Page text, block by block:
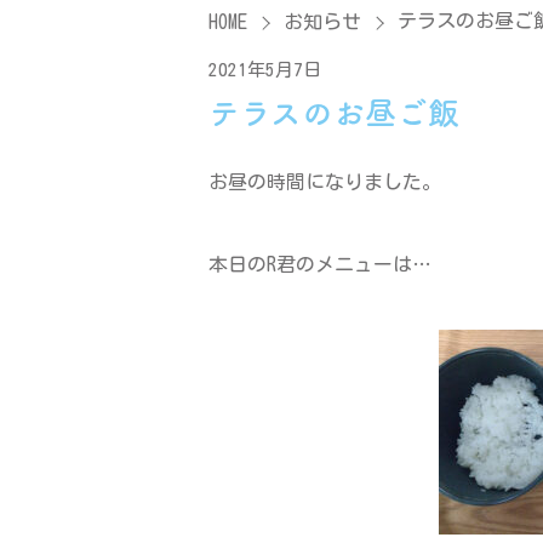
HOME お知らせ テラスのお昼ご
2021年5月7日
テラスのお昼ご飯
お昼の時間になりました。
本日のR君のメニューは…